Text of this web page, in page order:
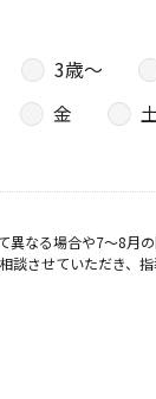
3歳〜
金
なる場合や7～8月の
させていただき、指